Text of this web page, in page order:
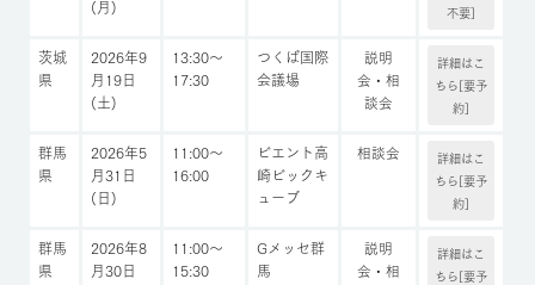
(月) 不要]
茨城
県
2026年9
月19日
(土)
13:30～
17:30
つくば国際
会議場
説明
会・相
談会
詳細はこ
ちら[要予
約]
群馬
県
2026年5
月31日
(日)
11:00～
16:00
ビエント高
崎ビックキ
ューブ
相談会
詳細はこ
ちら[要予
約]
群馬
県
2026年8
月30日
11:00～
15:30
Gメッセ群
馬
説明
会・相
詳細はこ
ちら[要予